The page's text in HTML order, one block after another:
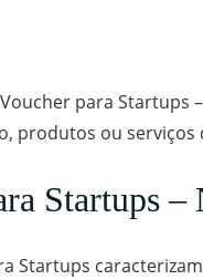
para
produtos ou
Startups
Startups